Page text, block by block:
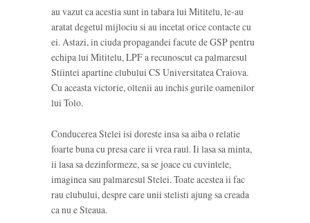
au vazut ca acestia sunt in tabara lui Mititelu, le-au
aratat degetul mijlociu si au incetat orice contacte cu
ei. Astazi, in ciuda propagandei facute de GSP pentru
echipa lui Mititelu, LPF a recunoscut ca palmaresul
Stiintei apartine clubului CS Universitatea Craiova.
Cu aceasta victorie, oltenii au inchis gurile oamenilor
lui Tolo.
Conducerea Stelei isi doreste insa sa aiba o relatie
foarte buna cu presa care ii vrea raul. Ii lasa sa minta,
ii lasa sa dezinformeze, sa se joace cu cuvintele,
imaginea sau palmaresul Stelei. Toate acestea ii fac
rau clubului, despre care unii stelisti ajung sa creada
ca nu e Steaua.